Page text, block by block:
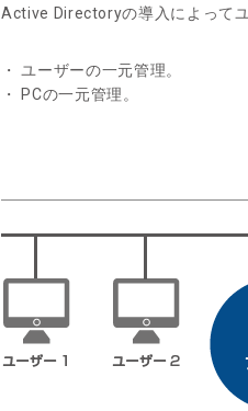
Active Directoryの導入によって
・ ユーザーの一元管理。
・ PCの一元管理。